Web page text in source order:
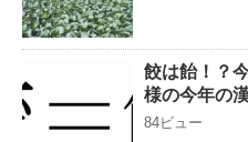
餃は飴！？
様の今年の
84ビュー